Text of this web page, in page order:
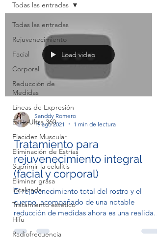
Todas las entradas
Rejuvenecimiento
Facial
Corporal
Reducción de
Medidas
Líneas de Expresión
Exilis Ultra 360
Flacidez Muscular
Eliminación de Estrías
Suprimir la celulitis
Eliminar grasa
localizada
Tratamiento estético
Hifu
Radiofrecuencia
Todas las entradas
Load video
Sanddy Romero
19 ago 2021
1 min de lectura
Tratamiento para
rejuvenecimiento integral
(facial y corporal)
El rejuvenecimiento total del rostro y el
cuerpo, acompañado de una notable
reducción de medidas ahora es una realidad
en pocas sesiones....